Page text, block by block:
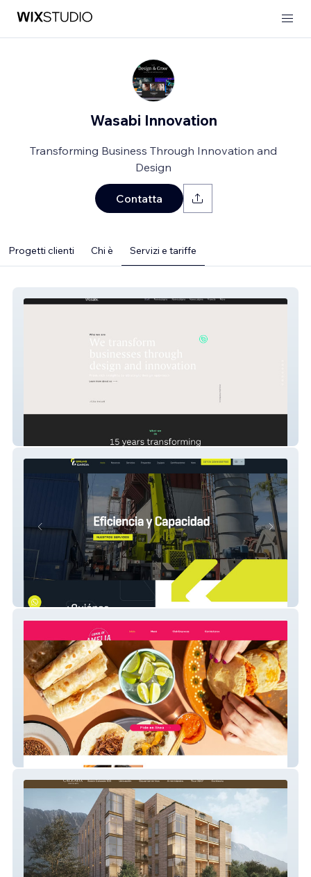
Wasabi Innovation
Transforming Business Through Innovation and
Design
Contatta
Progetti clienti Chi è Servizi e tariffe
Gruas Garcia
Comal de Amelia